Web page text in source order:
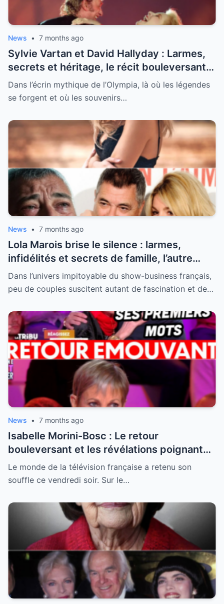
News • 7 months ago
Sylvie Vartan et David Hallyday : Larmes,
secrets et héritage, le récit bouleversant
d’un hommage historique à Johnny à
l’Olympia
Dans l’écrin mythique de l’Olympia, là où les légendes
se forgent et où les souvenirs…
News • 7 months ago
Lola Marois brise le silence : larmes,
infidélités et secrets de famille, l’autre
visage de Jean-Marie Bigard enfin dévoilé
Dans l’univers impitoyable du show-business français,
peu de couples suscitent autant de fascination et de…
News • 7 months ago
Isabelle Morini-Bosc : Le retour
bouleversant et les révélations poignantes
après la perte de son mari
Le monde de la télévision française a retenu son
souffle ce vendredi soir. Sur le…